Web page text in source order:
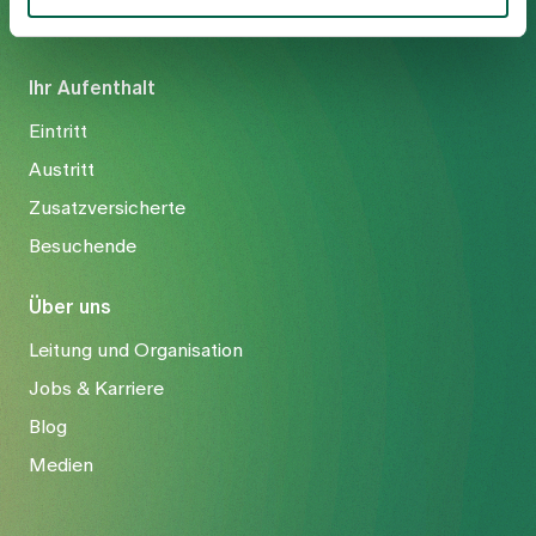
Ihr Aufenthalt
Eintritt
Austritt
Zusatzversicherte
Besuchende
Über uns
Leitung und Organisation
Jobs & Karriere
Blog
Medien